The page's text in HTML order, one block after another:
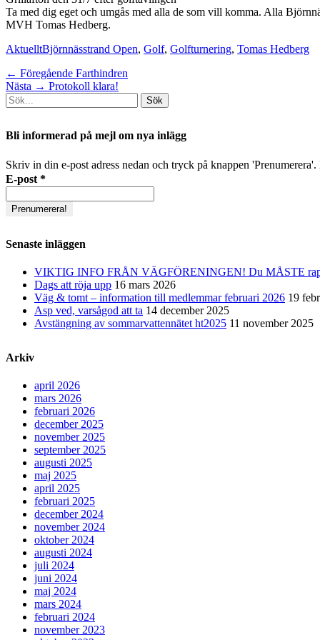
Ta med dig eget och umgås med alla de som vill komma. Alla
MVH Tomas Hedberg.
Kategorier
AktuelltTaggar
Björnnässtrand Open, Golf, Golfturnering, Tomas Hedberg
Inläggsnavigering
← Föregående Föregående
inlägg:
Farthindren
Nästa → Nästa
Protokoll klara!
Sök
efter:
Bli informerad på mejl om nya inlägg
Skriv in din e-post adress nedan och tryck på knappen
E-post *
Senaste inläggen
VIKTIG INFO FRÅN VÄGFÖRENINGEN! Du MÅSTE
Dags att röja upp 16 mars 2026
Väg & tomt – information till medlemmar februari 2026 19
Asp ved, varsågod att ta 14 december 2025
Avstängning av sommarvattennätet ht2025 11 november 2025
Arkiv
april 2026
mars 2026
februari 2026
december 2025
november 2025
september 2025
augusti 2025
maj 2025
april 2025
februari 2025
december 2024
november 2024
oktober 2024
augusti 2024
juli 2024
juni 2024
maj 2024
mars 2024
februari 2024
november 2023